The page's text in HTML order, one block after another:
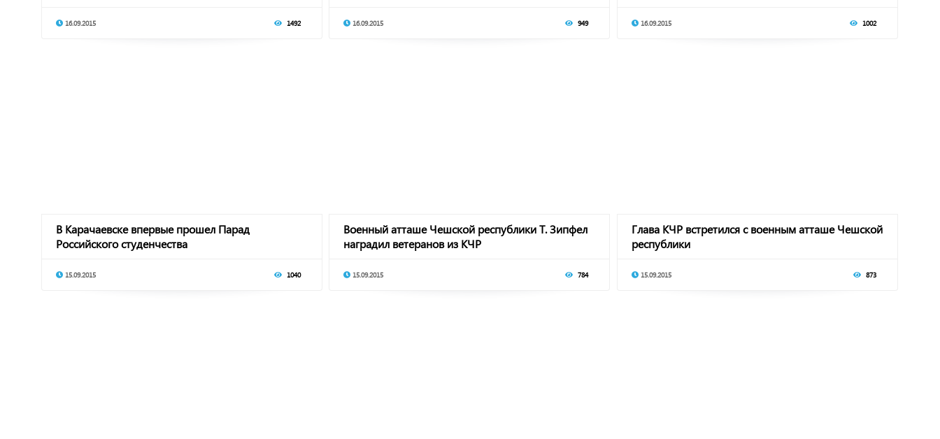
16.09.2015 1492 16.09.2015 949 16.09.2015 1002
В Карачаевске впервые прошел Парад
Российского студенчества
15.09.2015 1040
Военный атташе Чешской республики Т. Зипфел
наградил ветеранов из КЧР
15.09.2015 784
Глава КЧР встретился с военным атташе Чешской
республики
15.09.2015 873